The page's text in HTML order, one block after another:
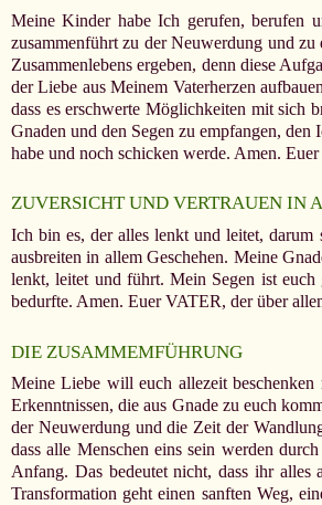
Meine Kinder habe Ich gerufen, berufen
zusammenführt zu der Neuwerdung und
Zusammenlebens ergeben, denn diese
der Liebe aus Meinem Vaterherzen
dass es erschwerte Möglichkeiten mit sich
Gnaden und den Segen zu empfangen,
habe und noch schicken werde. Amen.
ZUVERSICHT UND VERTRAUEN IN
Ich bin es, der alles lenkt und leitet,
ausbreiten in allem Geschehen. Meine
lenkt, leitet und führt. Mein Segen ist
bedurfte. Amen. Euer VATER, der über
DIE ZUSAMMEMFÜHRUNG
Meine Liebe will euch allezeit
Erkenntnissen, die aus Gnade zu euch
der Neuwerdung und die Zeit der
dass alle Menschen eins sein werden
Anfang. Das bedeutet nicht, dass ihr alles
Transformation geht einen sanften Weg,